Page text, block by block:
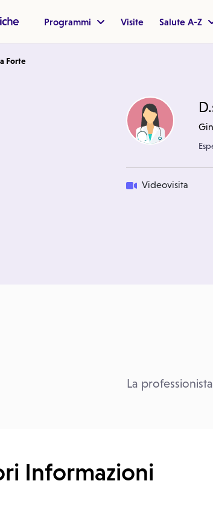
Programmi Visite Salute A-Z
Forte
Videovisita
La
Informazioni